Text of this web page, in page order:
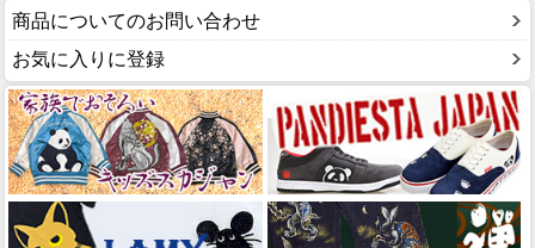
商品についてのお問い合わせ
お気に入りに登録